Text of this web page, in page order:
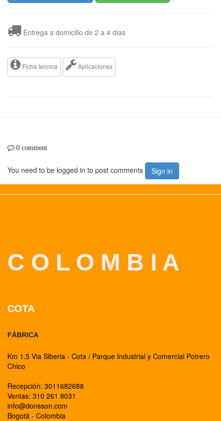
Entrega a domicilio de 2 a 4 dias
Ficha tecnica Aplicaciones
0 comment
You need to be logged in to post comments Sign in
C O L O M B I A
COTA
FÁBRICA
Km 1.5 Via Siberia - Cota / Parque Industrial y Comercial Potrero
Chico
Recepción: 3011682688
Ventas: 310 261 8031
info@donsson.com
Bogotá - Colombia